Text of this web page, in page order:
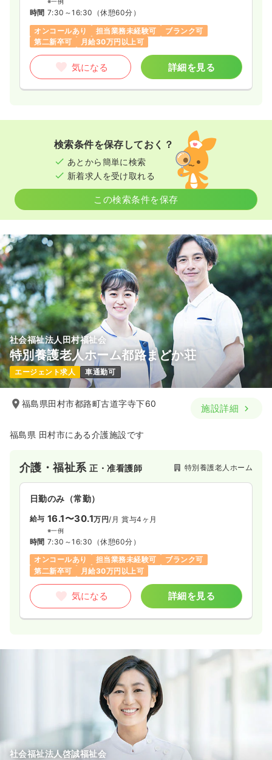
時間 7:30～16:30 （休憩60分）
オンコールあり
担当業務未経験可
ブランク可
第二新卒可
月給30万円以上可
気になる 詳細を見る
検索条件を保存しておく？
あとから簡単に検索
新着求人を受け取れる
この検索条件を保存
社会福祉法人田村福祉会
特別養護老人ホーム都路まどか荘
エージェント求人 車通勤可
福島県田村市都路町古道字寺下60 施設詳細
福島県 田村市にある介護施設です
介護・福祉系正・准看護師 特別養護老人ホーム
日勤のみ（常勤）
給与 16.1〜30.1万円/月 賞与4ヶ月
※一例
時間 7:30～16:30 （休憩60分）
オンコールあり
担当業務未経験可
ブランク可
第二新卒可
月給30万円以上可
気になる 詳細を見る
社会福祉法人啓誠福祉会